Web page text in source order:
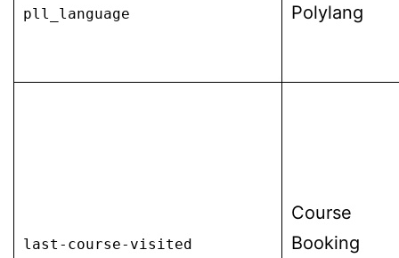
pll_language Polylang
last-course-visited
Course
Booking